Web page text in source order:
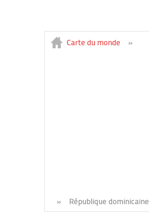
Carte du monde »
» République dominicaine